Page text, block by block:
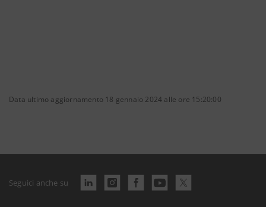
Data ultimo aggiornamento 18 gennaio 2024 alle ore 15:20:00
Seguici anche su